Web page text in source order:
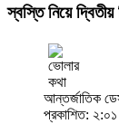
স্বস্তি নিয়ে
আন্তর্জাতিক
প্রকাশিত: ২:০১